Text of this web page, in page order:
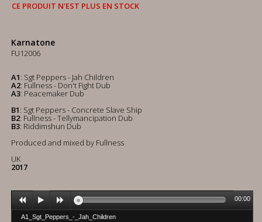
CE PRODUIT N'EST PLUS EN STOCK
Karnatone
FU12006
A1: Sgt Peppers - Jah Children
A2: Fullness - Don't Fight Dub
A3: Peacemaker Dub
B1: Sgt Peppers - Concrete Slave Ship
B2: Fullness - Tellymancipation Dub
B3: Riddimshun Dub
Produced and mixed by Fullness
UK
2017
A1_Sgt_Peppers_-_Jah_Children
00:00